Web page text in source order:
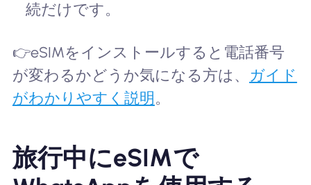
続だけです。
👉eSIMをインストールすると電話番号
が変わるかどうか気になる方は、 ガイド
がわかりやすく説明 。
旅行中にeSIMで